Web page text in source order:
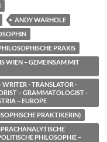
ANDY WARHOLE
PRAXIS
WIEN – GEMEINSAM MIT
WRITER - TRANSLATOR -
– GRAMMATOLOGIST -
– EUROPE
PRAKTIKERIN)
PHILOSOPHIE –